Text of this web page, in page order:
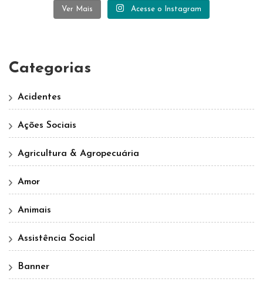
Ver Mais Acesse o Instagram
Categorias
Acidentes
Ações Sociais
Agricultura & Agropecuária
Amor
Animais
Assistência Social
Banner